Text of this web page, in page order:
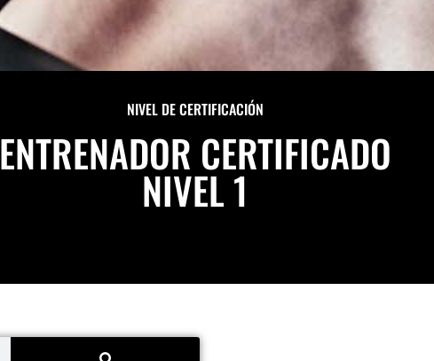
NIVEL DE CERTIFICACIÓN
ENTRENADOR CERTIFICADO
NIVEL 1